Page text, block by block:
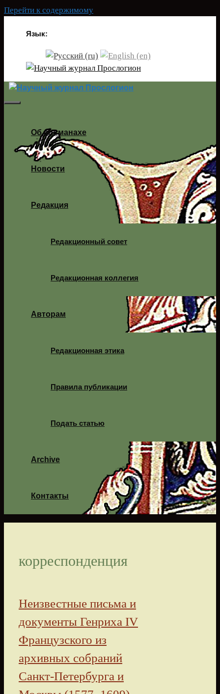
Перейти к содержимому
Язык:
Об альманахе
Новости
Редакция
Редакционный совет
Редакционная коллегия
Авторам
Редакционная этика
Правила публикации
Подать статью
Archive
Контакты
корреспонденция
Неизвестные письма и
документы Генриха IV
Французского из
архивных собраний
Санкт-Петербурга и